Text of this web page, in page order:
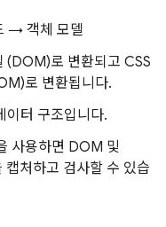
→ 객체 모델
(DOM)로 변환되고 CSS
로 변환됩니다.
터 구조입니다.
사용하면 DOM 및
처하고 검사할 수 있습